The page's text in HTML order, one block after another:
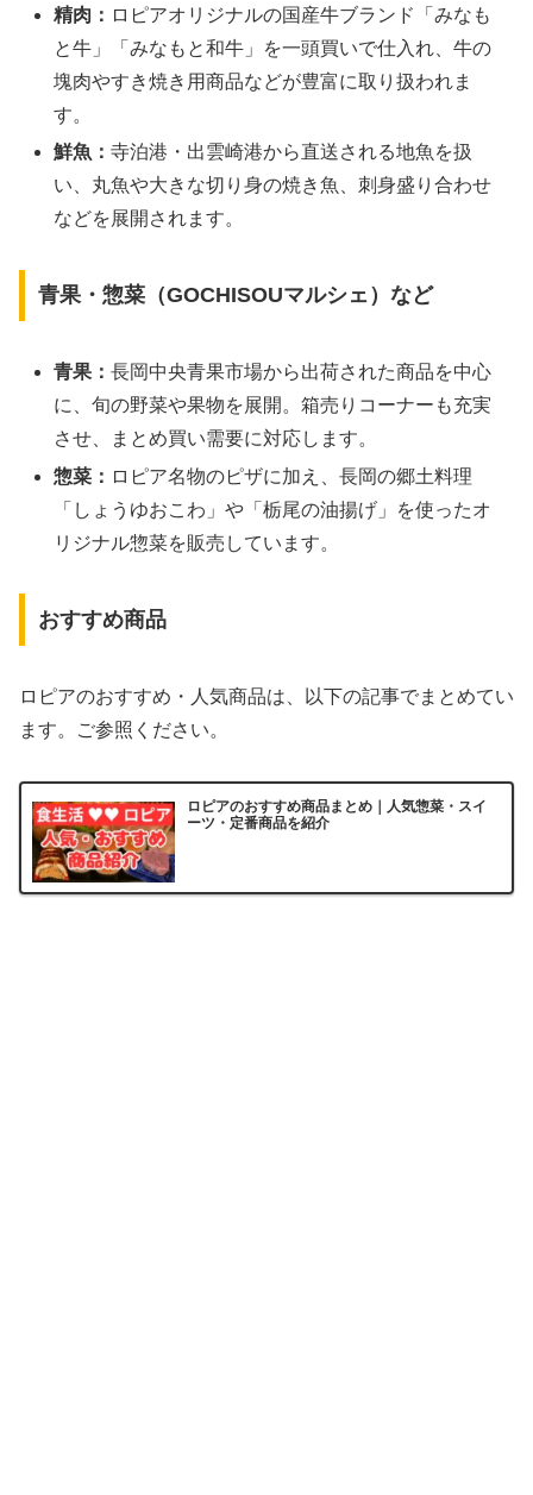
精肉： ロピアオリジナルの国産牛ブランド「みなも
と牛」「みなもと和牛」を一頭買いで仕入れ、牛の
塊肉やすき焼き用商品などが豊富に取り扱われま
す。
鮮魚：寺泊港・出雲崎港から直送される地魚を扱
い、丸魚や大きな切り身の焼き魚、刺身盛り合わせ
などを展開されます。
青果・惣菜（GOCHISOUマルシェ）など
青果：長岡中央青果市場から出荷された商品を中心
に、旬の野菜や果物を展開。箱売りコーナーも充実
させ、まとめ買い需要に対応します。
惣菜： ロピア名物のピザに加え、長岡の郷土料理
「しょうゆおこわ」や「栃尾の油揚げ」を使ったオ
リジナル惣菜を販売しています。
おすすめ商品
ロピアのおすすめ・人気商品は、以下の記事でまとめてい
ます。ご参照ください。
ロピアのおすすめ商品まとめ｜人気惣菜・スイ
ーツ・定番商品を紹介